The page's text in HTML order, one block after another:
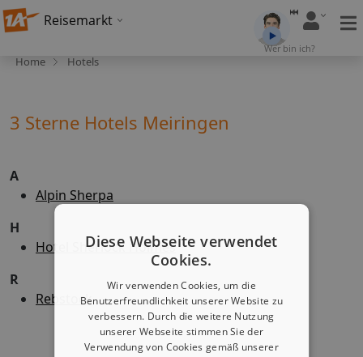
Reisemarkt
Wer bin ich?
Home Hotels
3 Sterne Hotels Meiringen
A
Alpin Sherpa
H
Hotel Sherlock Holmes
R
Rebstock
Diese Webseite verwendet
Cookies.
Wir verwenden Cookies, um die
Benutzerfreundlichkeit unserer Website zu
verbessern. Durch die weitere Nutzung
unserer Webseite stimmen Sie der
Verwendung von Cookies gemäß unserer